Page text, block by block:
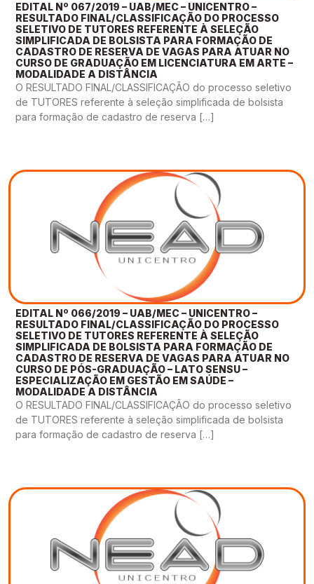
EDITAL Nº 067/2019 – UAB/MEC – UNICENTRO –
RESULTADO FINAL/CLASSIFICAÇÃO DO PROCESSO
SELETIVO DE TUTORES REFERENTE À SELEÇÃO
SIMPLIFICADA DE BOLSISTA PARA FORMAÇÃO DE
CADASTRO DE RESERVA DE VAGAS PARA ATUAR NO
CURSO DE GRADUAÇÃO EM LICENCIATURA EM ARTE –
MODALIDADE A DISTÂNCIA
O RESULTADO FINAL/CLASSIFICAÇÃO do processo seletivo
de TUTORES referente à seleção simplificada de bolsista
para formação de cadastro de reserva […]
EDITAL Nº 066/2019 – UAB/MEC – UNICENTRO –
RESULTADO FINAL/CLASSIFICAÇÃO DO PROCESSO
SELETIVO DE TUTORES REFERENTE À SELEÇÃO
SIMPLIFICADA DE BOLSISTA PARA FORMAÇÃO DE
CADASTRO DE RESERVA DE VAGAS PARA ATUAR NO
CURSO DE PÓS-GRADUAÇÃO – LATO SENSU –
ESPECIALIZAÇÃO EM GESTÃO EM SAÚDE –
MODALIDADE A DISTÂNCIA
O RESULTADO FINAL/CLASSIFICAÇÃO do processo seletivo
de TUTORES referente à seleção simplificada de bolsista
para formação de cadastro de reserva […]